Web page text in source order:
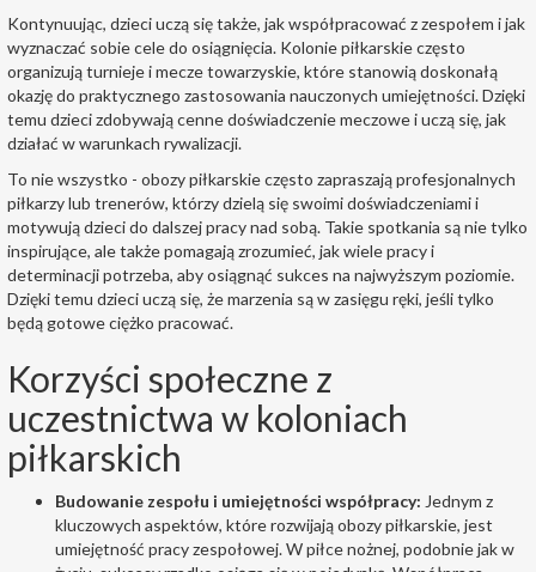
Kontynuując, dzieci uczą się także, jak współpracować z zespołem i jak
wyznaczać sobie cele do osiągnięcia. Kolonie piłkarskie często
organizują turnieje i mecze towarzyskie, które stanowią doskonałą
okazję do praktycznego zastosowania nauczonych umiejętności. Dzięki
temu dzieci zdobywają cenne doświadczenie meczowe i uczą się, jak
działać w warunkach rywalizacji.
To nie wszystko - obozy piłkarskie często zapraszają profesjonalnych
piłkarzy lub trenerów, którzy dzielą się swoimi doświadczeniami i
motywują dzieci do dalszej pracy nad sobą. Takie spotkania są nie tylko
inspirujące, ale także pomagają zrozumieć, jak wiele pracy i
determinacji potrzeba, aby osiągnąć sukces na najwyższym poziomie.
Dzięki temu dzieci uczą się, że marzenia są w zasięgu ręki, jeśli tylko
będą gotowe ciężko pracować.
Korzyści społeczne z
uczestnictwa w koloniach
piłkarskich
Budowanie zespołu i umiejętności współpracy: Jednym z
kluczowych aspektów, które rozwijają obozy piłkarskie, jest
umiejętność pracy zespołowej. W piłce nożnej, podobnie jak w